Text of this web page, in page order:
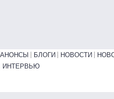
Primary links bottom
АНОНСЫ БЛОГИ НОВОСТИ
ИНТЕРВЬЮ